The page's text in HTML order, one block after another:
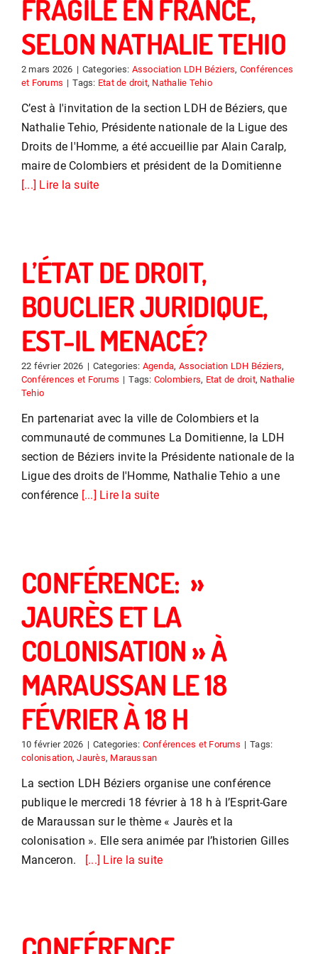
FRAGILE EN FRANCE,
SELON NATHALIE TEHIO
2 mars 2026 | Categories: Association LDH Béziers, Conférences
et Forums | Tags: Etat de droit, Nathalie Tehio
C’est à l'invitation de la section LDH de Béziers, que
Nathalie Tehio, Présidente nationale de la Ligue des
Droits de l'Homme, a été accueillie par Alain Caralp,
maire de Colombiers et président de la Domitienne
[...] Lire la suite
L’ÉTAT DE DROIT,
BOUCLIER JURIDIQUE,
EST-IL MENACÉ?
22 février 2026 | Categories: Agenda, Association LDH Béziers,
Conférences et Forums | Tags: Colombiers, Etat de droit, Nathalie
Tehio
En partenariat avec la ville de Colombiers et la
communauté de communes La Domitienne, la LDH
section de Béziers invite la Présidente nationale de la
Ligue des droits de l'Homme, Nathalie Tehio a une
conférence [...] Lire la suite
CONFÉRENCE: »
JAURÈS ET LA
COLONISATION » À
MARAUSSAN LE 18
FÉVRIER À 18 H
10 février 2026 | Categories: Conférences et Forums | Tags:
colonisation,Jaurès, Maraussan
La section LDH Béziers organise une conférence
publique le mercredi 18 février à 18 h à l’Esprit-Gare
de Maraussan sur le thème « Jaurès et la
colonisation ». Elle sera animée par l’historien Gilles
Manceron.
[...] Lire la suite
CONFÉRENCE